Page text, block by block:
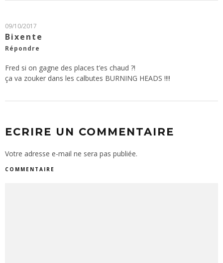
09/10/2017
Bixente
Répondre
Fred si on gagne des places t’es chaud ?!
ça va zouker dans les calbutes BURNING HEADS !!!!
ECRIRE UN COMMENTAIRE
Votre adresse e-mail ne sera pas publiée.
COMMENTAIRE